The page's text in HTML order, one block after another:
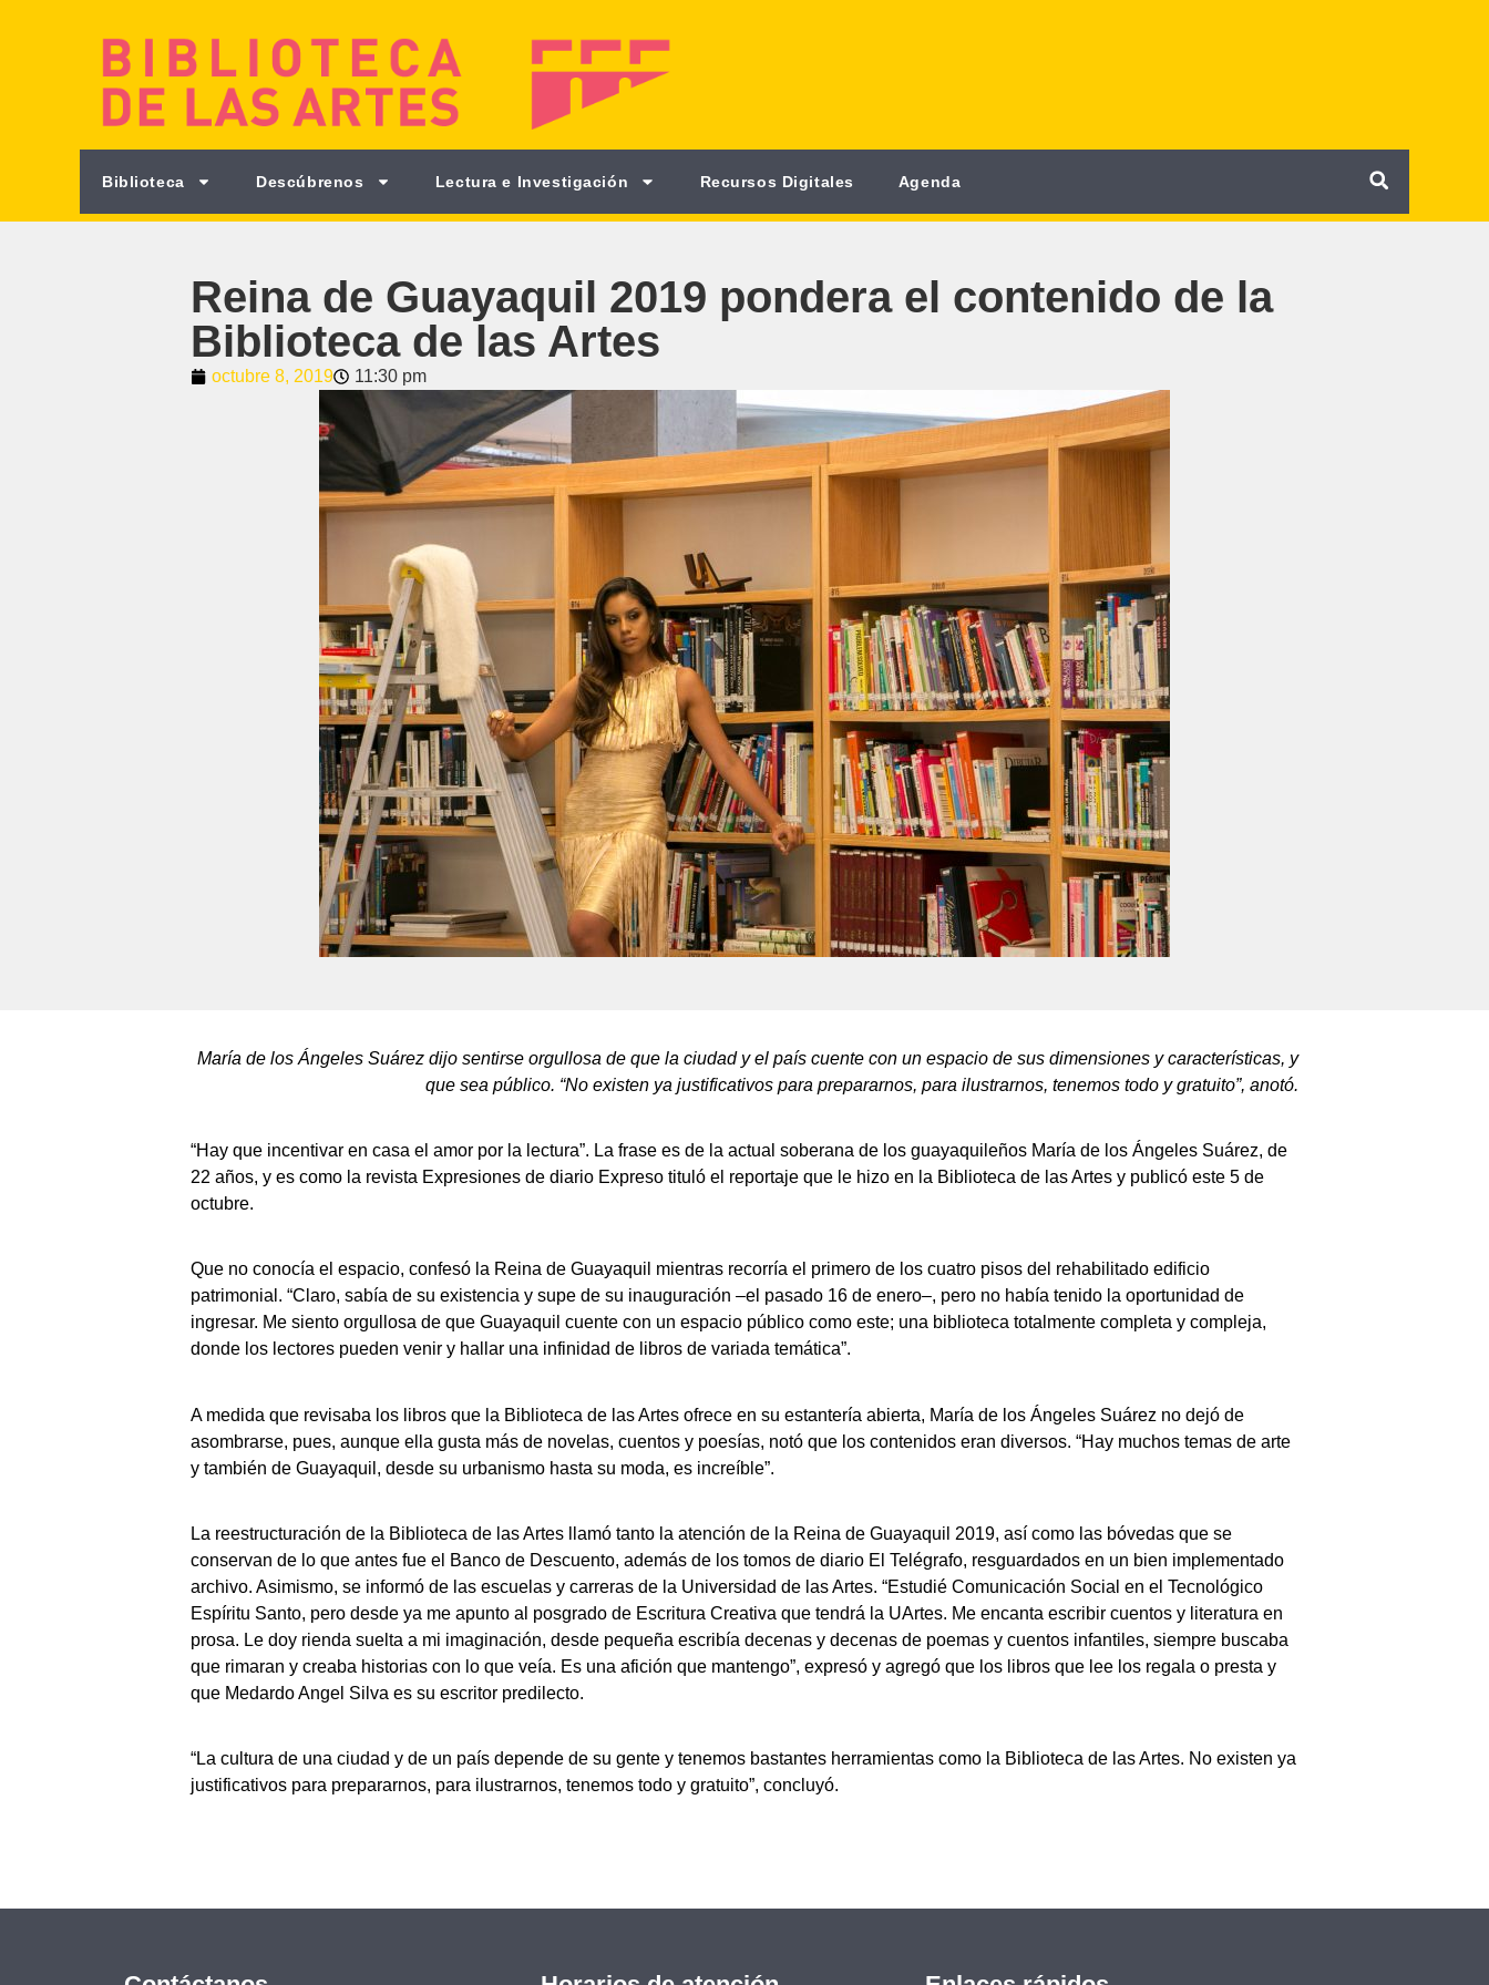
Biblioteca Descúbrenos Lectura e Investigación Recursos Digitales Agenda
Reina de Guayaquil 2019 pondera el contenido de la
Biblioteca de las Artes
octubre 8, 2019 11:30 pm
María de los Ángeles Suárez dijo sentirse orgullosa de que la ciudad y el país cuente con un espacio de sus dimensiones y características, y
que sea público. “No existen ya justificativos para prepararnos, para ilustrarnos, tenemos todo y gratuito”, anotó.
“Hay que incentivar en casa el amor por la lectura”. La frase es de la actual soberana de los guayaquileños María de los Ángeles Suárez, de
22 años, y es como la revista Expresiones de diario Expreso tituló el reportaje que le hizo en la Biblioteca de las Artes y publicó este 5 de
octubre.
Que no conocía el espacio, confesó la Reina de Guayaquil mientras recorría el primero de los cuatro pisos del rehabilitado edificio
patrimonial. “Claro, sabía de su existencia y supe de su inauguración –el pasado 16 de enero–, pero no había tenido la oportunidad de
ingresar. Me siento orgullosa de que Guayaquil cuente con un espacio público como este; una biblioteca totalmente completa y compleja,
donde los lectores pueden venir y hallar una infinidad de libros de variada temática”.
A medida que revisaba los libros que la Biblioteca de las Artes ofrece en su estantería abierta, María de los Ángeles Suárez no dejó de
asombrarse, pues, aunque ella gusta más de novelas, cuentos y poesías, notó que los contenidos eran diversos. “Hay muchos temas de arte
y también de Guayaquil, desde su urbanismo hasta su moda, es increíble”.
La reestructuración de la Biblioteca de las Artes llamó tanto la atención de la Reina de Guayaquil 2019, así como las bóvedas que se
conservan de lo que antes fue el Banco de Descuento, además de los tomos de diario El Telégrafo, resguardados en un bien implementado
archivo. Asimismo, se informó de las escuelas y carreras de la Universidad de las Artes. “Estudié Comunicación Social en el Tecnológico
Espíritu Santo, pero desde ya me apunto al posgrado de Escritura Creativa que tendrá la UArtes. Me encanta escribir cuentos y literatura en
prosa. Le doy rienda suelta a mi imaginación, desde pequeña escribía decenas y decenas de poemas y cuentos infantiles, siempre buscaba
que rimaran y creaba historias con lo que veía. Es una afición que mantengo”, expresó y agregó que los libros que lee los regala o presta y
que Medardo Angel Silva es su escritor predilecto.
“La cultura de una ciudad y de un país depende de su gente y tenemos bastantes herramientas como la Biblioteca de las Artes. No existen ya
justificativos para prepararnos, para ilustrarnos, tenemos todo y gratuito”, concluyó.